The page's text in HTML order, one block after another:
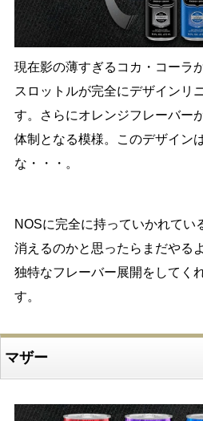
現在影の薄すぎるコカ・コーラ
スロットルが完全にデザインリ
す。さらにオレンジフレーバー
体制となる模様。このデザイン
な・・・。
NOSに完全に持っていかれてい
消えるのかと思ったらまだやる
独特なフレーバー展開をしてく
す。
マザー